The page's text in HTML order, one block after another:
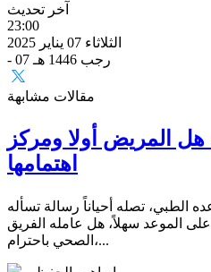
آخر تحديث
23:00
الثلاثاء 07 يناير 2025
- 07 رجب 1446 هـ
مقالات مشابهة
هل المريض أولا ومركز
اهتمامها
الطبي، تصله أحياناً رسالة تسأله
الموعد سهلاً، هل عامله الفريق
الصحي باحترام،...